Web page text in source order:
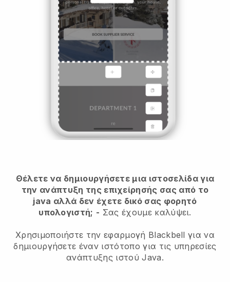
Θέλετε να δημιουργήσετε μια ιστοσελίδα για
την ανάπτυξη της επιχείρησής σας από το
java αλλά δεν έχετε δικό σας φορητό
υπολογιστή; - Σας έχουμε καλύψει.
Χρησιμοποιήστε την εφαρμογή Blackbell για να
δημιουργήσετε έναν ιστότοπο για τις υπηρεσίες
ανάπτυξης ιστού Java.